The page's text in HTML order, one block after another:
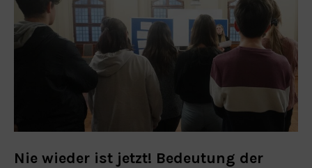
Nie wieder ist jetzt! Bedeutung der